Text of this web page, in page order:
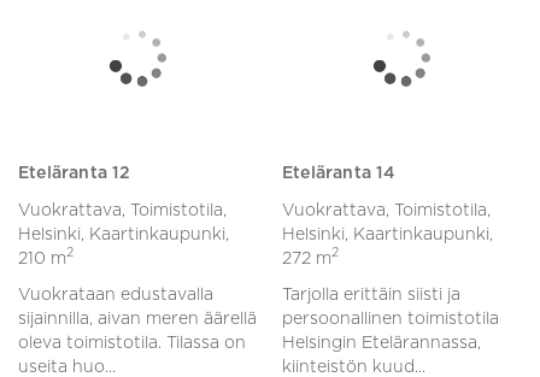
Eteläranta 12
Vuokrattava, Toimistotila,
Helsinki, Kaartinkaupunki,
210 m2
Vuokrataan edustavalla
sijainnilla, aivan meren äärellä
oleva toimistotila. Tilassa on
useita huo...
Eteläranta 14
Vuokrattava, Toimistotila,
Helsinki, Kaartinkaupunki,
272 m2
Tarjolla erittäin siisti ja
persoonallinen toimistotila
Helsingin Etelärannassa,
kiinteistön kuud...